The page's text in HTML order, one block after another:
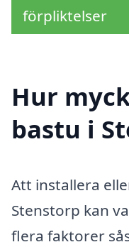
förpliktelser
Hur
bastu i
Att installera
Stenstorp kan
flera faktorer